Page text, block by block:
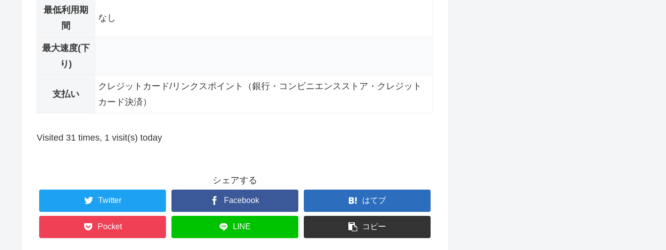
最低利用期
間
なし
最大速度(下
り)
支払い
クレジットカード/リンクスポイント（銀行・コンビニエンスストア・クレジット
カード決済）
Visited 31 times, 1 visit(s) today
シェアする
Twitter Facebook はてブ
Pocket LINE コピー